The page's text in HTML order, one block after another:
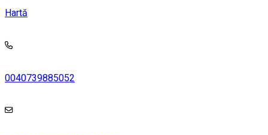
Hartă
0040739885052